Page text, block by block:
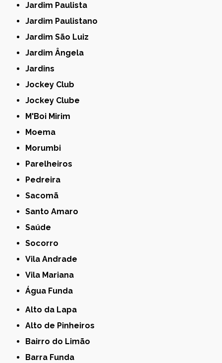
Jardim Paulista
Jardim Paulistano
Jardim São Luiz
Jardim Ângela
Jardins
Jockey Club
Jockey Clube
M'Boi Mirim
Moema
Morumbi
Parelheiros
Pedreira
Sacomã
Santo Amaro
Saúde
Socorro
Vila Andrade
Vila Mariana
Água Funda
Alto da Lapa
Alto de Pinheiros
Bairro do Limão
Barra Funda